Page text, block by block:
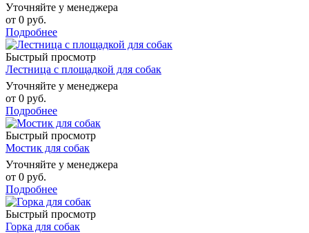
Уточняйте у менеджера
от 0 руб.
Подробнее
Быстрый просмотр
Лестница с площадкой для собак
Уточняйте у менеджера
от 0 руб.
Подробнее
Быстрый просмотр
Мостик для собак
Уточняйте у менеджера
от 0 руб.
Подробнее
Быстрый просмотр
Горка для собак